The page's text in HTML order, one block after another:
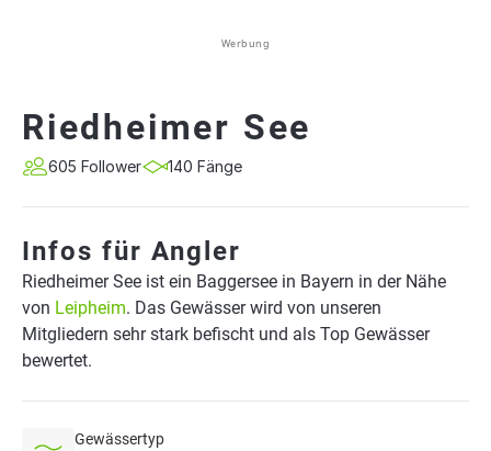
Werbung
Riedheimer See
605 Follower 140 Fänge
Infos für Angler
Riedheimer See ist ein Baggersee in Bayern in der Nähe
von Leipheim. Das Gewässer wird von unseren
Mitgliedern sehr stark befischt und als Top Gewässer
bewertet.
Gewässertyp